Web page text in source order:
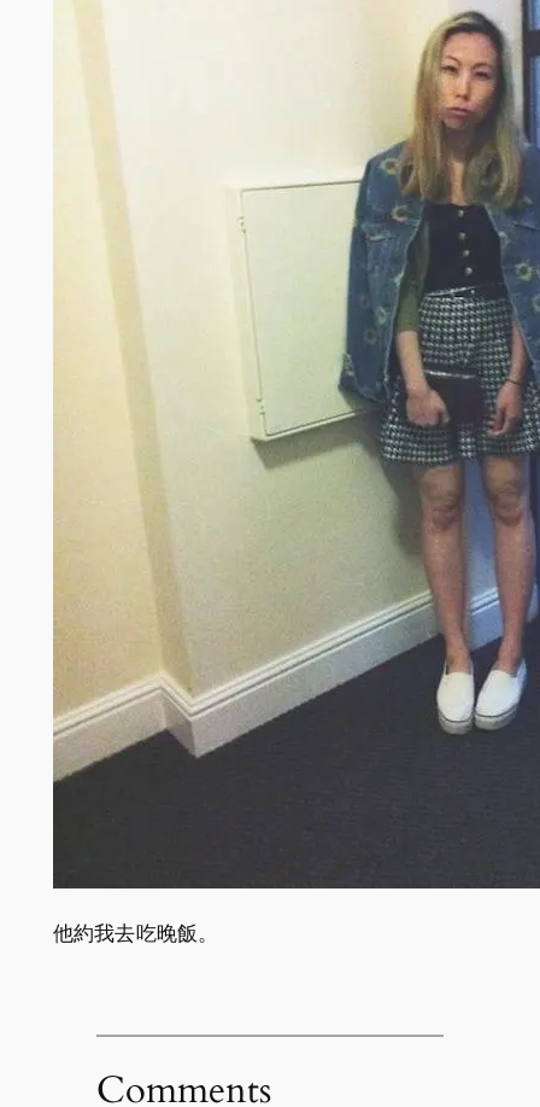
他約我去吃晚飯。
Comments